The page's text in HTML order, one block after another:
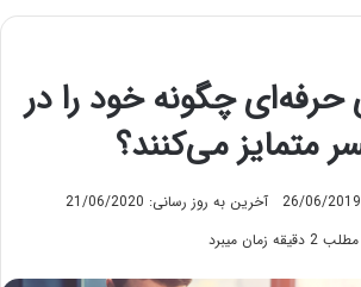
حرفه‌‌ای چگونه خود را در
متمایز می‌کنند؟
26/06/2019
آخرین به روز رسانی: 21/06/2020
میبرد